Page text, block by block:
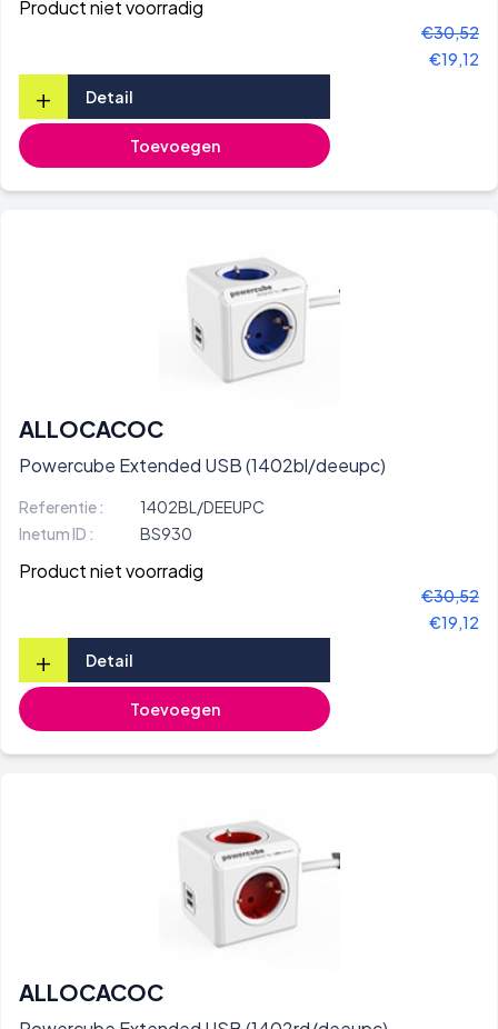
Product niet voorradig
€30,52
€19,12
+ Detail
Toevoegen
ALLOCACOC
Powercube Extended USB (1402bl/deeupc)
Referentie :
1402BL/DEEUPC
Inetum ID :
BS930
Product niet voorradig
€30,52
€19,12
+ Detail
Toevoegen
ALLOCACOC